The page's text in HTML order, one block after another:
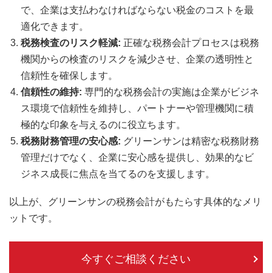
で、企業は支払わなければならない税金のコストを最
適化できます。
税務検査のリスク軽減: 正確な税務会計プロセスは税務
機関からの検査のリスクを減少させ、企業の透明性と
信頼性を確保します。
信頼性の維持: 専門的な税務会計の実施は企業がビジネ
ス環境で信頼性を維持し、パートナーや管理機関に積
極的な印象を与えるのに役立ちます。
税務財務管理の安心感: グリーンサンは精密な税務財務
管理だけでなく、企業に安心感を提供し、効果的なビ
ジネス成長に焦点を当てるのを支援します。
以上が、グリーンサンの税務会計がもたらす具体的なメリ
ットです。
今すぐご相談ください